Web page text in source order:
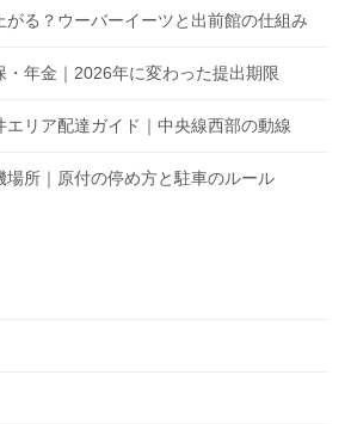
る？ウーバーイーツと出前館の仕組み
・年金｜2026年に変わった提出期限
エリア配達ガイド｜中央線西部の動線
場所｜原付の停め方と駐車のルール